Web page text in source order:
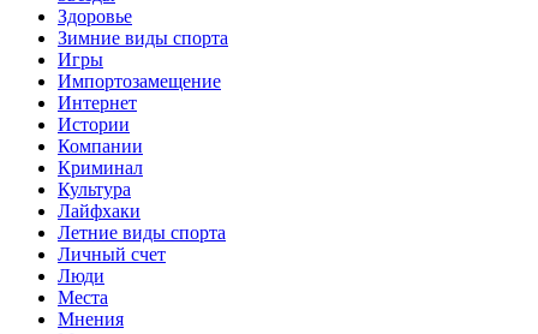
Здоровье
Зимние виды спорта
Игры
Импортозамещение
Интернет
Истории
Компании
Криминал
Культура
Лайфхаки
Летние виды спорта
Личный счет
Люди
Места
Мнения